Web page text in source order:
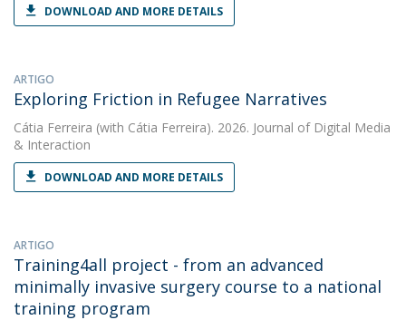
DOWNLOAD AND MORE DETAILS
ARTIGO
Exploring Friction in Refugee Narratives
Cátia Ferreira (with Cátia Ferreira). 2026. Journal of Digital Media
& Interaction
DOWNLOAD AND MORE DETAILS
ARTIGO
Training4all project - from an advanced
minimally invasive surgery course to a national
training program